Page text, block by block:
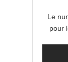
Le
pour